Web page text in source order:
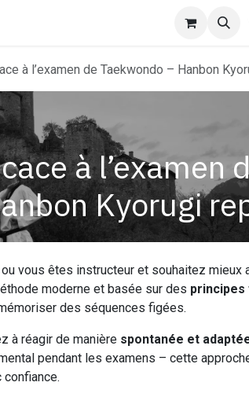
Rendez-vous
à l’examen de Taekwondo – Hanbon
à l’examen
Kyorugi
vous êtes instructeur et souhaitez mieux
moderne et basée sur des principes
des séquences figées.
à réagir de manière spontanée et
pendant les examens – cette
confiance.